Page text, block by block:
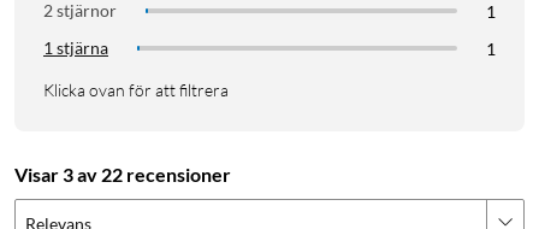
2 stjärnor
1
1 stjärna
1
Klicka ovan för att filtrera
Visar 3 av 22 recensioner
Relevans